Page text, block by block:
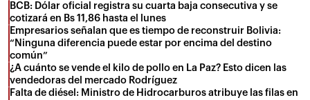
BCB: Dólar oficial registra su cuarta baja consecutiva y se
cotizará en Bs 11,86 hasta el lunes
Empresarios señalan que es tiempo de reconstruir Bolivia:
“Ninguna diferencia puede estar por encima del destino
común”
¿A cuánto se vende el kilo de pollo en La Paz? Esto dicen las
vendedoras del mercado Rodríguez
Falta de diésel: Ministro de Hidrocarburos atribuye las filas en